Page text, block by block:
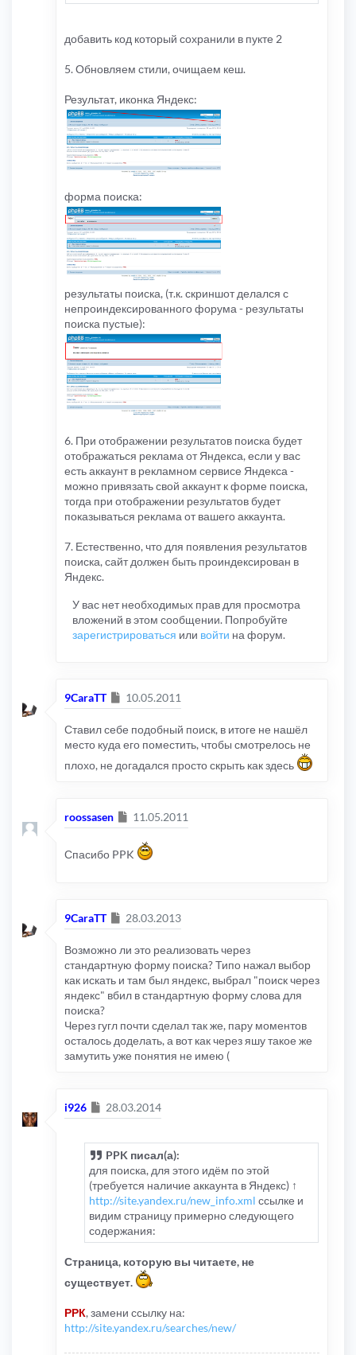
добавить код который сохранили в пукте 2
5. Обновляем стили, очищаем кеш.
Результат, иконка Яндекс:
форма поиска:
результаты поиска, (т.к. скриншот делался с
непроиндексированного форума - результаты
поиска пустые):
6. При отображении результатов поиска будет
отображаться реклама от Яндекса, если у вас
есть аккаунт в рекламном сервисе Яндекса -
можно привязать свой аккаунт к форме поиска,
тогда при отображении результатов будет
показываться реклама от вашего аккаунта.
7. Естественно, что для появления результатов
поиска, сайт должен быть проиндексирован в
Яндекс.
У вас нет необходимых прав для просмотра
вложений в этом сообщении. Попробуйте
зарегистрироваться или войти на форум.
9CaraTT Сообщение
10.05.2011
Ставил себе подобный поиск, в итоге не нашёл
место куда его поместить, чтобы смотрелось не
плохо, не догадался просто скрыть как здесь
roossasen Сообщение
11.05.2011
Спасибо PPK
9CaraTT Сообщение
28.03.2013
Возможно ли это реализовать через
стандартную форму поиска? Типо нажал выбор
как искать и там был яндекс, выбрал "поиск через
яндекс" вбил в стандартную форму слова для
поиска?
Через гугл почти сделал так же, пару моментов
осталось доделать, а вот как через яшу такое же
замутить уже понятия не имею (
i926 Сообщение
28.03.2014
PPK писал(а):
для поиска, для этого идём по этой
(требуется наличие аккаунта в Яндекс) ↑
http://site.yandex.ru/new_info.xml ссылке и
видим страницу примерно следующего
содержания:
Страница, которую вы читаете, не
существует.
РРК, замени ссылку на:
http://site.yandex.ru/searches/new/